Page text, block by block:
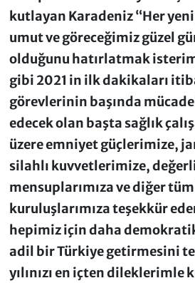
kutlayan Karadeniz “Her yeni
umut ve göreceğimiz güzel
olduğunu hatırlatmak
gibi 2021 in ilk dakikaları
görevlerinin başında
edecek olan başta sağlık
üzere emniyet güçlerimize,
silahlı kuvvetlerimize,
mensuplarımıza ve diğer
kuruluşlarımıza teşekkür
hepimiz için daha
adil bir Türkiye getirmesini
yılınızı en içten dileklerimle